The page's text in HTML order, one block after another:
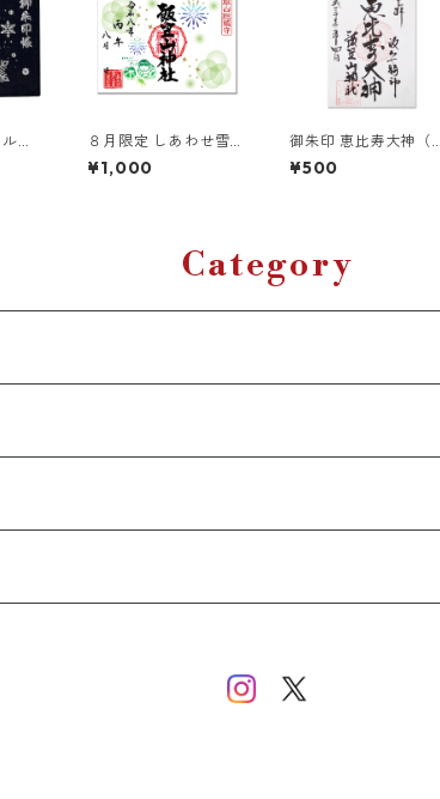
バ
８月限定 しあわせ雪だ
るま朱印
¥1,000
御朱印 恵比寿大神（通
年）
¥500
Category